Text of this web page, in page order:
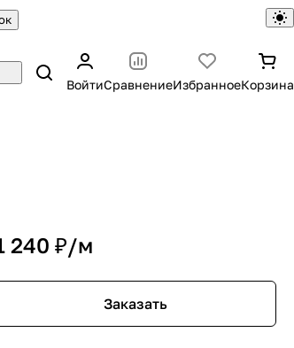
ВойтиСравнениеИзбранноеКорзина
240 ₽/м
Заказать